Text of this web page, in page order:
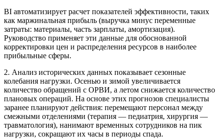
BI автоматизирует расчет показателей эффективности, таких
как маржинальная прибыль (выручка минус переменные
затраты: материалы, часть зарплаты, амортизация).
Руководство применяет эти данные для обоснованной
корректировки цен и распределения ресурсов в наиболее
прибыльные сферы.
2. Анализ исторических данных показывает сезонные
колебания нагрузки. Осенью и зимой увеличивается
количество обращений с ОРВИ, а летом снижается количество
плановых операций. На основе этих прогнозов специалисты
заранее планируют действия: перемещают персонал между
смежными отделениями (терапия — педиатрия, хирургия —
травматология), нанимают временных сотрудников на пик
нагрузки, сокращают их часы в периоды спада.